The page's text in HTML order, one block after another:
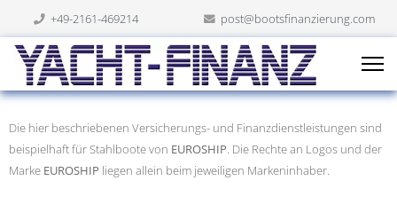
+49-2161-469214 post@bootsfinanzierung.com
Die hier beschriebenen Versicherungs- und Finanzdienstleistungen sind
beispielhaft für Stahlboote von EUROSHIP. Die Rechte an Logos und der
Marke EUROSHIP liegen allein beim jeweiligen Markeninhaber.